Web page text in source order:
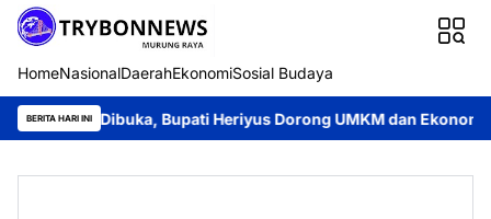
HomeNasionalDaerahEkonomiSosial Budaya
BERITA HARI INI
Dibuka, Bupati Heriyus Dorong UMKM dan Ekonomi Lokal